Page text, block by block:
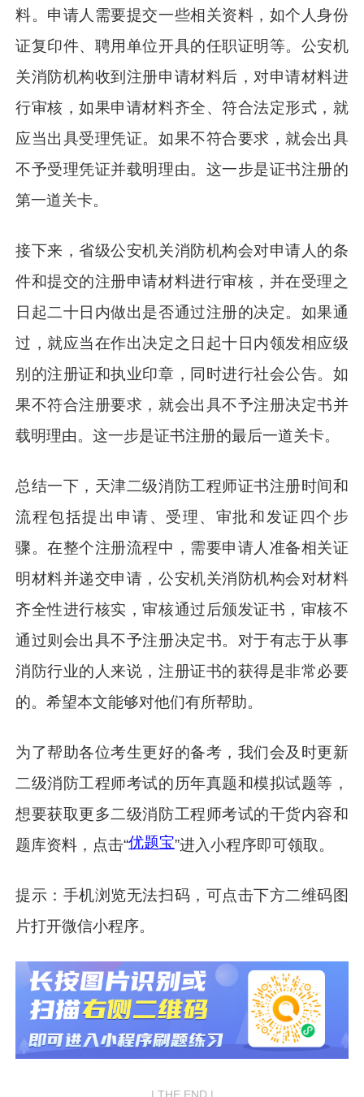
料。申请人需要提交一些相关资料，如个人身份
证复印件、聘用单位开具的任职证明等。公安机
关消防机构收到注册申请材料后，对申请材料进
行审核，如果申请材料齐全、符合法定形式，就
应当出具受理凭证。如果不符合要求，就会出具
不予受理凭证并载明理由。这一步是证书注册的
第一道关卡。
接下来，省级公安机关消防机构会对申请人的条
件和提交的注册申请材料进行审核，并在受理之
日起二十日内做出是否通过注册的决定。如果通
过，就应当在作出决定之日起十日内领发相应级
别的注册证和执业印章，同时进行社会公告。如
果不符合注册要求，就会出具不予注册决定书并
载明理由。这一步是证书注册的最后一道关卡。
总结一下，天津二级消防工程师证书注册时间和
流程包括提出申请、受理、审批和发证四个步
骤。在整个注册流程中，需要申请人准备相关证
明材料并递交申请，公安机关消防机构会对材料
齐全性进行核实，审核通过后颁发证书，审核不
通过则会出具不予注册决定书。对于有志于从事
消防行业的人来说，注册证书的获得是非常必要
的。希望本文能够对他们有所帮助。
为了帮助各位考生更好的备考，我们会及时更新
二级消防工程师考试的历年真题和模拟试题等，
想要获取更多二级消防工程师考试的干货内容和
题库资料，点击“优题宝”进入小程序即可领取。
提示：手机浏览无法扫码，可点击下方二维码图
片打开微信小程序。
| THE END |